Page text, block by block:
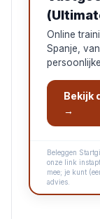
Online
Spanje,
Bekijk
→
Beleggen
onze link
mee; je kunt
advies.